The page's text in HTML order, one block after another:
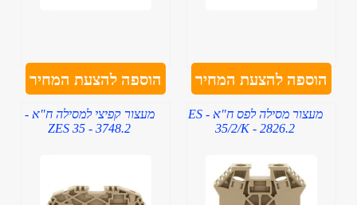
הוספה להצעת המחיר הוספה להצעת המחיר
מעצור מסילה לפס ח"א - ES
35/2/K - 2826.2
מעצור קפיצי למסילה ח"א -
ZES 35 - 3748.2